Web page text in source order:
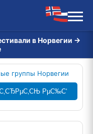
в Норвегии →
группы Норвегии
РµС‰С‘